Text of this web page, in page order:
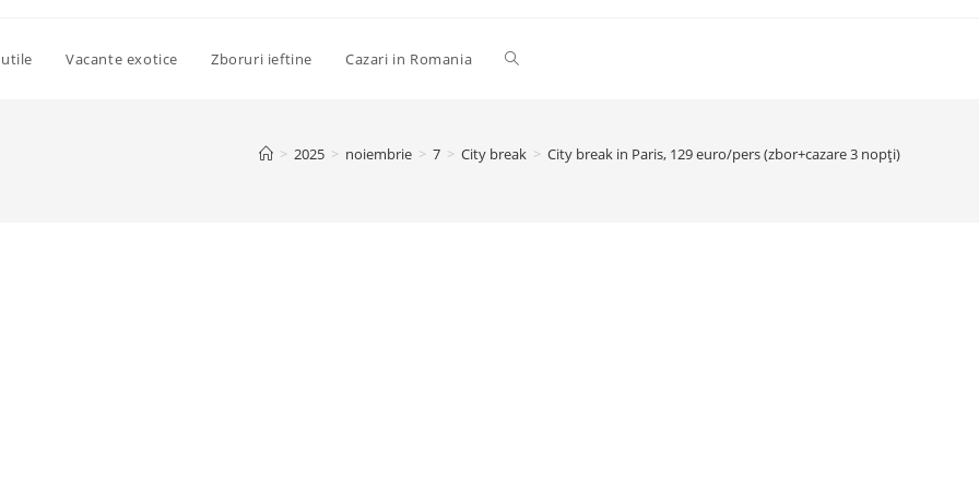
Vacante exotice Zboruri ieftine Cazari in Romania Toggle
> 2025 > noiembrie > 7 > City break > City break in Paris, 129 euro/pers (zbor+cazare 3 nopți)